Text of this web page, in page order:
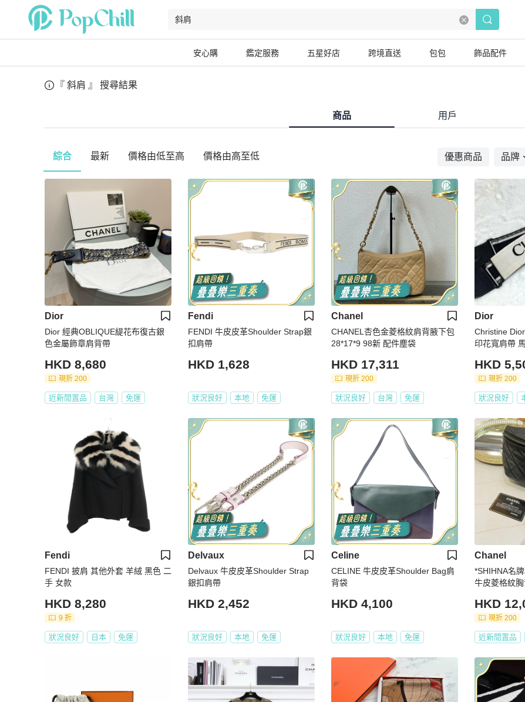
安心購 鑑定服務 五星好店 跨境直送 包包 飾品配件
『 斜肩 』 搜尋結果
商品 用戶
綜合 最新 價格由低至高 價格由高至低 優惠商品 品牌
Dior
Dior 經典OBLIQUE緹花布復古銀
色金屬飾章肩背帶
HKD 8,680
現折 200
近新閒置品 台灣 免運
Fendi
FENDI 牛皮皮革Shoulder Strap銀
扣肩帶
HKD 1,628
狀況良好 本地 免運
Chanel
CHANEL杏色金菱格紋肩背腋下包
28*17*9 98新 配件塵袋
HKD 17,311
現折 200
狀況良好 台灣 免運
Dior
Christine
印花寬肩帶
HKD
現折 200
狀況良好
Fendi
FENDI 披肩 其他外套 羊絨 黑色 二
手 女款
HKD 8,280
9 折
狀況良好 日本 免運
Delvaux
Delvaux 牛皮皮革Shoulder Strap
銀扣肩帶
HKD 2,452
狀況良好 本地 免運
Celine
CELINE 牛皮皮革Shoulder Bag肩
背袋
HKD 4,100
狀況良好 本地 免運
Chanel
*SHIHNA名
牛皮菱格紋
HKD
現折 200
近新閒置品